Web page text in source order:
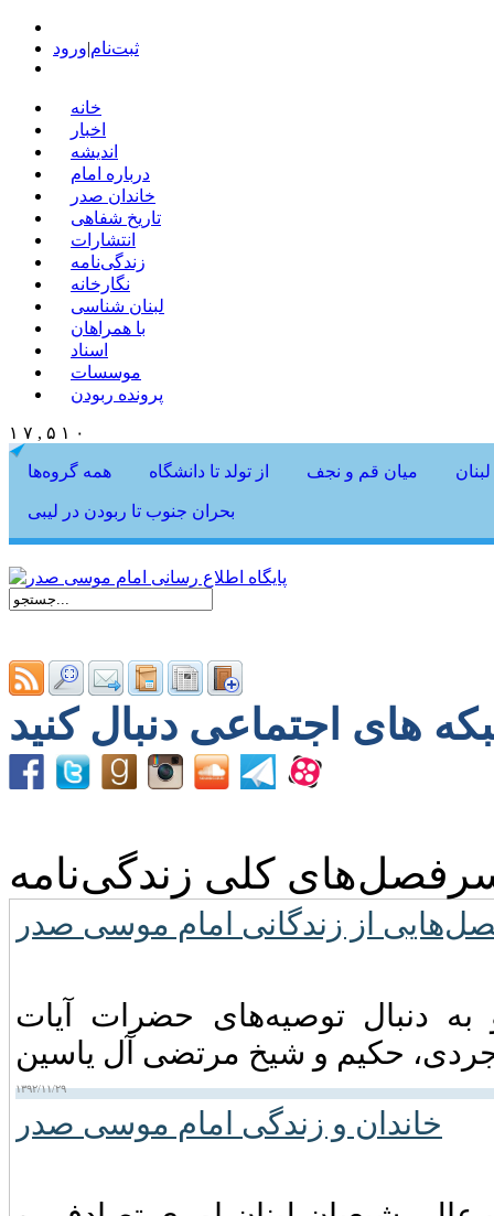
ثبت‌نام|ورود
خانه
اخبار
اندیشه
درباره امام
خاندان صدر
تاریخ شفاهی
انتشارات
زندگی‌نامه
نگارخانه
لبنان شناسی
با همراهان
اسناد
موسسات
پرونده ربودن
۱ ۷ , ۵ ۱ ۰
همه گروه‌ها از تولد تا دانشگاه میان قم و نجف
بحران جنوب تا ربودن در لیبی
کلی زندگی‌نامه
از زندگانی امام موسی صدر
موسی صدر در اواخر سال ۱۳۳۸ و به دنبال توصیه‌های حضرات آیات
۱۳۹۲/۱۱/۲۹
خاندان و زندگی امام موسى صدر